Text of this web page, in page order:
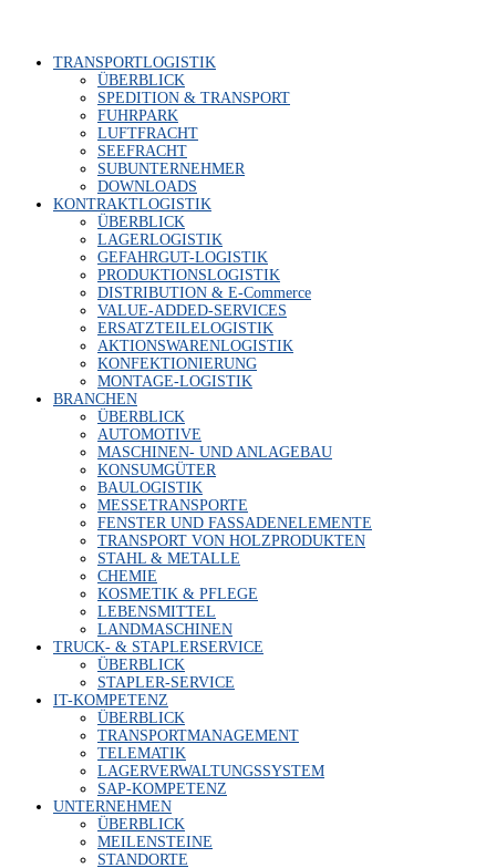
TRANS­PORT­LO­GIS­TIK
ÜBER­BLICK
SPE­DI­TI­ON & TRANSPORT
FUHR­PARK
LUFT­FRACHT
SEE­FRACHT
SUB­UN­TER­NEH­MER
DOWN­LOADS
KON­TRAKT­LO­GIS­TIK
ÜBER­BLICK
LAGER­LO­GIS­TIK
GEFAHR­GUT-LOGIS­TIK
PRO­DUK­TI­ONS­LO­GIS­TIK
DIS­TRI­BU­TI­ON & E‑Commerce
VALUE-ADDED-SER­VICES
ERSATZ­TEI­LE­LO­GIS­TIK
AKTI­ONS­WA­REN­LO­GIS­TIK
KON­FEK­TIO­NIE­RUNG
MON­TA­GE-LOGIS­TIK
BRAN­CHEN
ÜBER­BLICK
AUTO­MO­TI­VE
MASCHI­NEN- UND ANLAGEBAU
KON­SUM­GÜ­TER
BAU­LO­GIS­TIK
MES­SE­TRANS­POR­TE
FENS­TER UND FASSADENELEMENTE
TRANS­PORT VON HOLZPRODUKTEN
STAHL & METALLE
CHE­MIE
KOS­ME­TIK & PFLEGE
LEBENS­MIT­TEL
LAND­MA­SCHI­NEN
TRUCK- & STAPLERSERVICE
ÜBER­BLICK
STAP­LER-SER­VICE
IT-KOM­PE­TENZ
ÜBER­BLICK
TRANS­PORT­MA­NAGE­MENT
TELE­MA­TIK
LAGER­VER­WAL­TUNGS­SYS­TEM
SAP-KOM­PE­TENZ
UNTER­NEH­MEN
ÜBER­BLICK
MEI­LEN­STEI­NE
STAND­OR­TE